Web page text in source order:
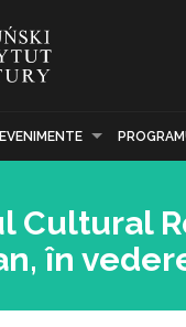
EVENIMENTE
Cultural
în